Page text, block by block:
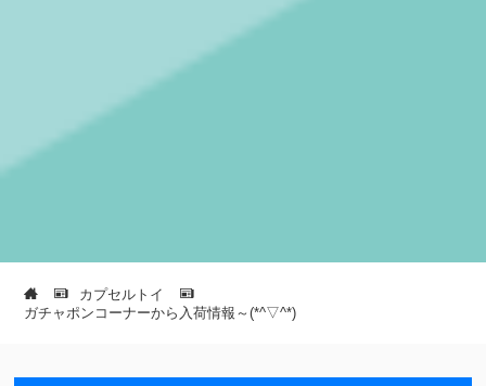
カプセルトイ
ガチャポンコーナーから入荷情報～(*^▽^*)